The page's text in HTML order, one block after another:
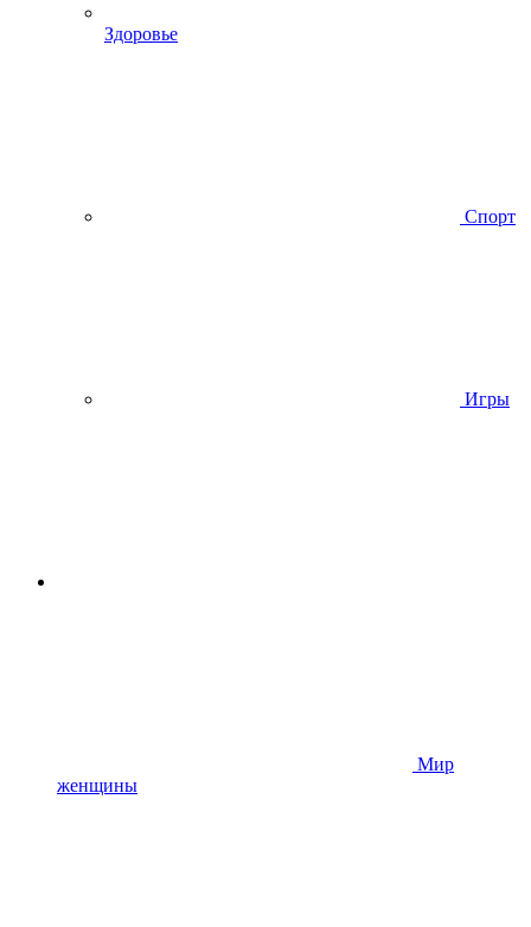
Здоровье
Спорт
Игры
Мир
женщины